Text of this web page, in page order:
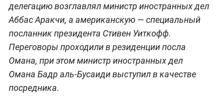
делегацию возглавлял министр иностранных дел
Аббас Аракчи, а американскую — специальный
посланник президента Стивен Уиткофф.
Переговоры проходили в резиденции посла
Омана, при этом министр иностранных дел
Омана Бадр аль-Бусаиди выступил в качестве
посредника.